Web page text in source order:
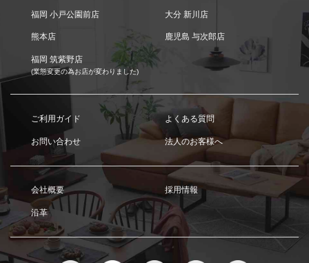
福岡 小戸公園前店 大分 新川店
熊本店 鹿児島 与次郎店
福岡 筑紫野店
(業態変更の為お店が変わりました)
ご利用ガイド よくある質問
お問い合わせ 法人のお客様へ
会社概要 採用情報
沿革